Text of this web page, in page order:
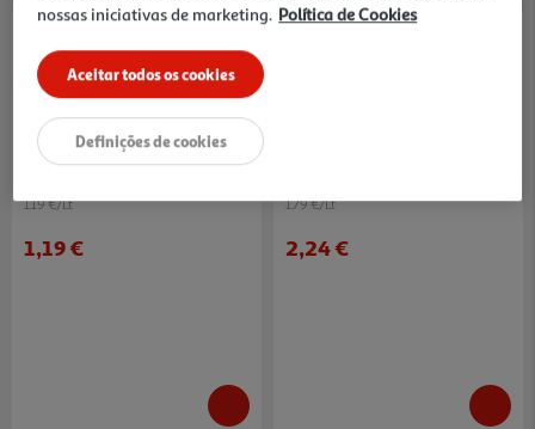
4.8 (19)
Lava Tudo Auchan Madeiras 1l
1.19 €/Lt
1,19 €
Ajax 1250ml
1.79 €/Lt
2,24 €
nossas iniciativas de marketing. Política de Cookies
Aceitar todos os cookies
Definições de cookies